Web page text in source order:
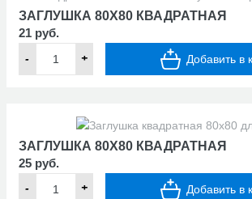
ЗАГЛУШКА 80Х80 КВАДРАТНАЯ
21 руб.
- + Добавить в
ЗАГЛУШКА 80Х80 КВАДРАТНАЯ
25 руб.
- + Добавить в